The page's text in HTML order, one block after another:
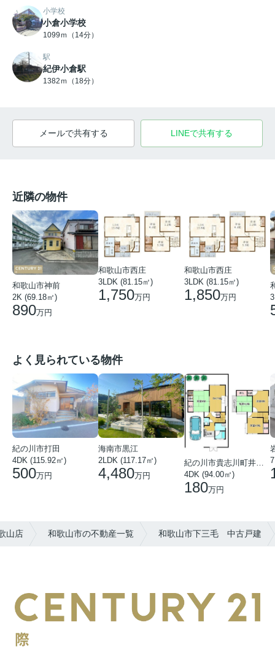
小学校
小倉小学校
1099ｍ（14分）
駅
紀伊小倉駅
1382ｍ（18分）
メールで共有する LINEで共有する
近隣の物件
和歌山市神前
2K (69.18㎡)
890万円
和歌山市西庄
3LDK (81.15㎡)
1,750万円
和歌山市西庄
3LDK (81.15㎡)
1,850万円
よく見られている物件
紀の川市打田
4DK (115.92㎡)
500万円
海南市黒江
2LDK (117.17㎡)
4,480万円
4DK (94.00㎡)
180万円
山店 和歌山市の不動産一覧 和歌山市下三毛 中古戸建